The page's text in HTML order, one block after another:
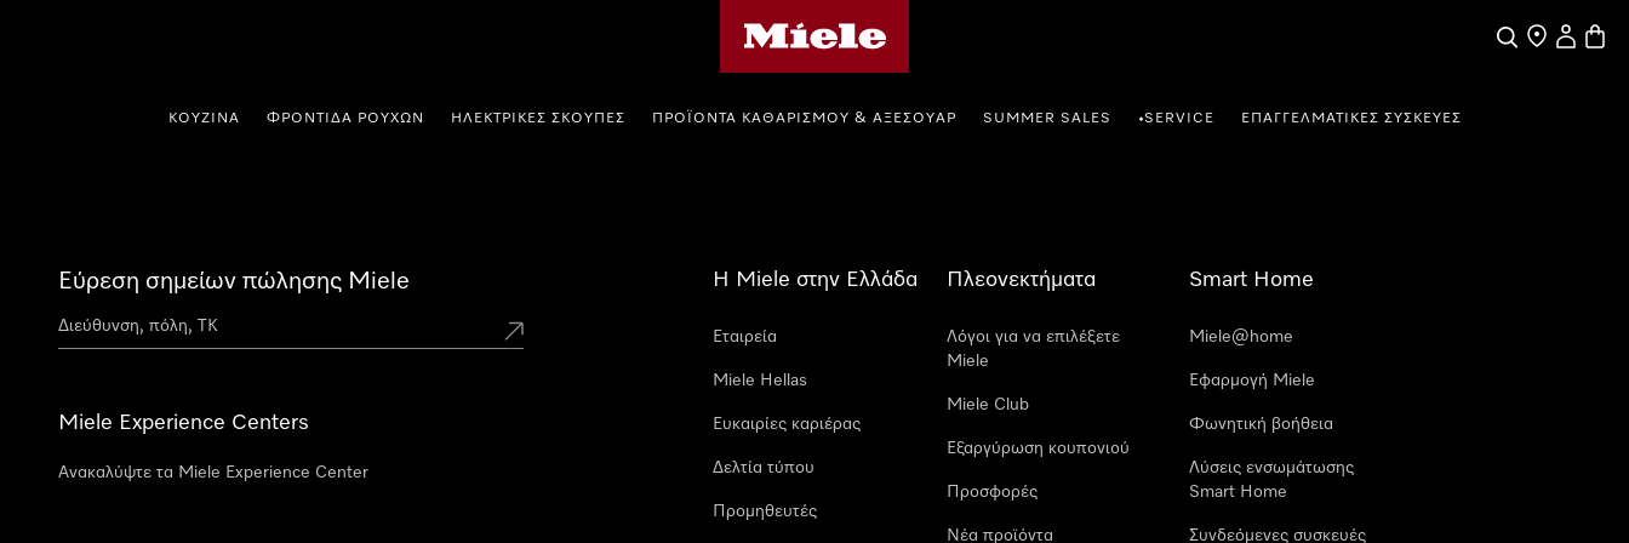
Αναζήτηση
Εύρεση
Ο
ΚΟΥΖΊΝΑ ΦΡΟΝΤΊΔΑ ΡΟΎΧΩΝ ΗΛΕΚΤΡΙΚΈΣ ΣΚΟΎΠΕΣ ΠΡΟΪΌΝΤΑ ΚΑΘΑΡΙΣΜΟΎ & ΑΞΕΣΟΥΆΡ SUMMER SALES •SERVICE ΕΠΑΓΓΕΛΜΑΤΙΚΈΣ ΣΥΣΚΕΥΈΣ
Εύρεση σημείων πώλησης Miele
Miele Experience Centers
Ανακαλύψτε τα Miele Experience Center
Η Miele στην Ελλάδα
Εταιρεία
Miele Hellas
Ευκαιρίες καριέρας
Δελτία τύπου
Προμηθευτές
Πλεονεκτήματα
Λόγοι για να επιλέξετε
Miele
Miele Club
Εξαργύρωση κουπονιού
Προσφορές
Νέα προϊόντα
Smart Home
Miele@home
Εφαρμογή Miele
Φωνητική βοήθεια
Λύσεις ενσωμάτωσης
Smart Home
Συνδεόμενες συσκευές